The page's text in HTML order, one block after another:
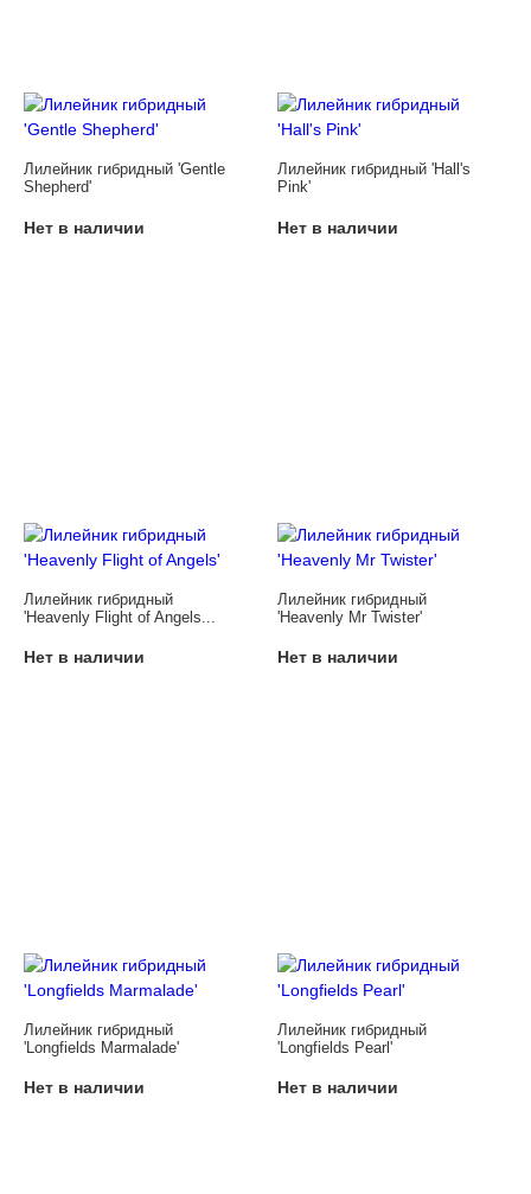
Лилейник гибридный 'Gentle
Shepherd'
Нет в наличии
Лилейник гибридный 'Hall's
Pink'
Нет в наличии
Лилейник гибридный
'Heavenly Flight of Angels...
Нет в наличии
Лилейник гибридный
'Heavenly Mr Twister'
Нет в наличии
Лилейник гибридный
'Longfields Marmalade'
Нет в наличии
Лилейник гибридный
'Longfields Pearl'
Нет в наличии